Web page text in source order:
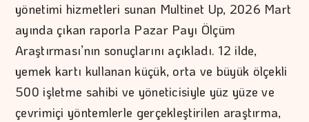
yönetimi hizmetleri sunan Multinet Up, 2026 Mart
ayında çıkan raporla Pazar Payı Ölçüm
Araştırması’nın sonuçlarını açıkladı. 12 ilde,
yemek kartı kullanan küçük, orta ve büyük ölçekli
500 işletme sahibi ve yöneticisiyle yüz yüze ve
çevrimiçi yöntemlerle gerçekleştirilen araştırma,